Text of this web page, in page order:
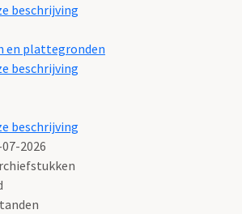
beschrijving
en plattegronden
beschrijving
beschrijving
2026